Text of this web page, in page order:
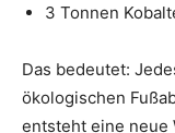
3 Tonnen
Das bedeutet:
ökologischen
entsteht eine neue